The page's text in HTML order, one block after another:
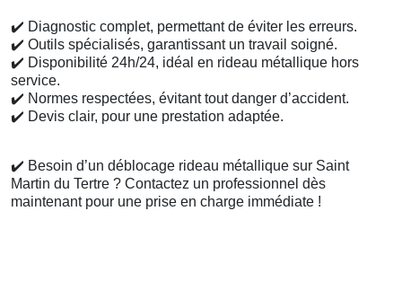
✔️ Diagnostic complet, permettant de éviter les erreurs.
✔️ Outils spécialisés, garantissant un travail soigné.
✔️ Disponibilité 24h/24, idéal en rideau métallique hors
service.
✔️ Normes respectées, évitant tout danger d’accident.
✔️ Devis clair, pour une prestation adaptée.
✔️ Besoin d’un déblocage rideau métallique sur Saint
Martin du Tertre ? Contactez un professionnel dès
maintenant pour une prise en charge immédiate !